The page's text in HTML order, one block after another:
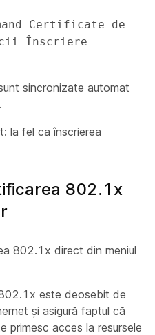
Certificate de
Înscriere
sincronizate automat
la fel ca înscrierea
802.1x
802.1x direct din meniul
este deosebit de
și asigură faptul că
primesc acces la resursele